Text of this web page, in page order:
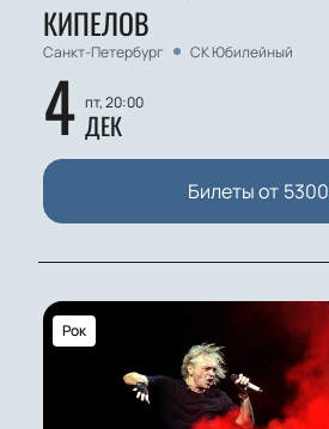
КИПЕЛОВ
Санкт-Петербург СК Юбилейный
4 пт, 20:00
ДЕК
Билеты от 5300
Рок